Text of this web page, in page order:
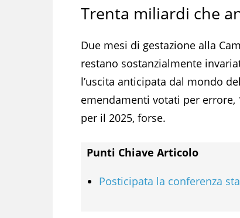
Trenta miliardi che
Due mesi di gestazione alla
restano sostanzialmente
l’uscita anticipata dal mondo
emendamenti votati per errore,
per il 2025, forse.
Punti Chiave Articolo
Posticipata la conferenza